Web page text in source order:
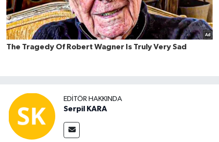
EDITÖR HAKKINDA
Serpil KARA